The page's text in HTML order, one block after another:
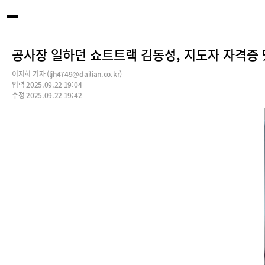
공사장 일하던 쇼트트랙 김동성, 지도자 자격증
이지희 기자 (ljh4749@dailian.co.kr)
입력 2025.09.22 19:04
수정 2025.09.22 19:42